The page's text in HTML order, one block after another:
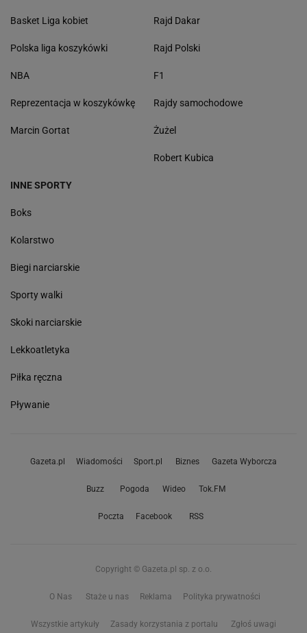
Basket Liga kobiet
Polska liga koszykówki
NBA
Reprezentacja w koszykówkę
Marcin Gortat
Rajd Dakar
Rajd Polski
F1
Rajdy samochodowe
Żużel
Robert Kubica
INNE SPORTY
Boks
Kolarstwo
Biegi narciarskie
Sporty walki
Skoki narciarskie
Lekkoatletyka
Piłka ręczna
Pływanie
Gazeta.pl Wiadomości Sport.pl Biznes Gazeta Wyborcza
Buzz Pogoda Wideo Tok.FM
Poczta Facebook RSS
Copyright © Gazeta.pl sp. z o.o.
O Nas Staże u nas Reklama Polityka prywatności
Wszystkie artykuły Zasady korzystania z portalu Zgłoś uwagi